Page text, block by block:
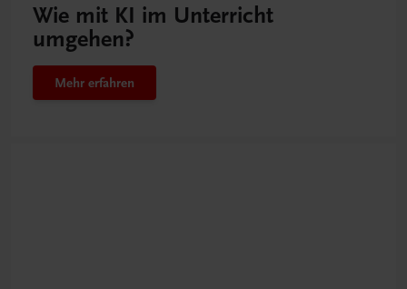
Wie mit KI im Unterricht
umgehen?
Mehr erfahren